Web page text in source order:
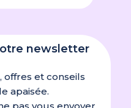
newsletter
offres et conseils
apaisée.